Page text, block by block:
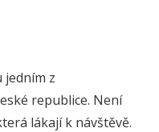
jedním z
republice. Není
lákají k návštěvě.